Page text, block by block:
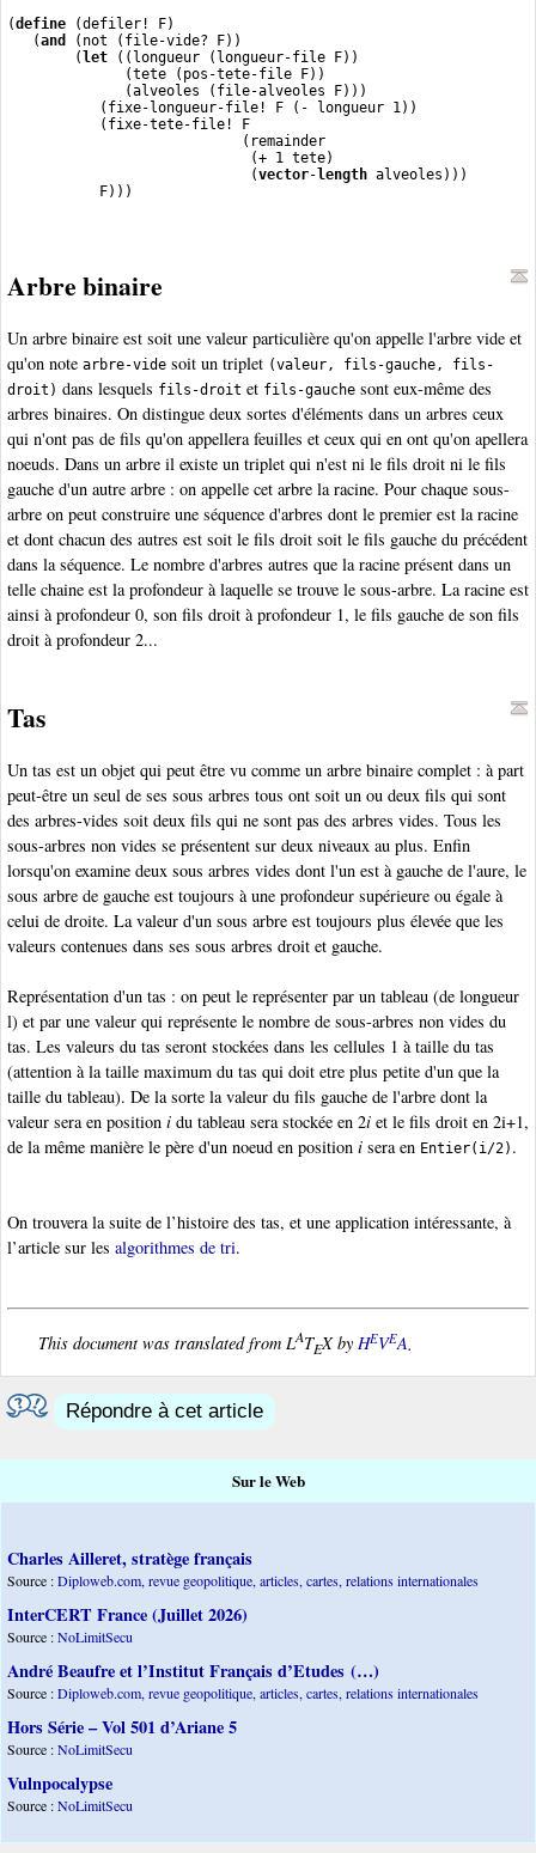
(define (defiler! F)
   (
and
(not (file-vide? F))
        (
let ((longueur (longueur-file F))
              (tete (pos-tete-file F))
              (alveoles (file-alveoles F)))
           (fixe-longueur-file! F (- longueur 1))
           (fixe-tete-file! F
                            (remainder
                             (+ 1 tete)
                             (
vector-length alveoles)))
           F)))
Arbre binaire
Un arbre binaire est soit une valeur particulière qu'on appelle l'arbre vide et
qu'on note arbre-vide soit un triplet (valeur, fils-gauche, fils-
droit) dans lesquels fils-droit et fils-gauche sont eux-même des
arbres binaires. On distingue deux sortes d'éléments dans un arbres ceux
qui n'ont pas de fils qu'on appellera feuilles et ceux qui en ont qu'on apellera
noeuds. Dans un arbre il existe un triplet qui n'est ni le fils droit ni le fils
gauche d'un autre arbre : on appelle cet arbre la racine. Pour chaque sous-
arbre on peut construire une séquence d'arbres dont le premier est la racine
et dont chacun des autres est soit le fils droit soit le fils gauche du précédent
dans la séquence. Le nombre d'arbres autres que la racine présent dans un
telle chaine est la profondeur à laquelle se trouve le sous-arbre. La racine est
ainsi à profondeur 0, son fils droit à profondeur 1, le fils gauche de son fils
droit à profondeur 2...
Tas
Un tas est un objet qui peut être vu comme un arbre binaire complet : à part
peut-être un seul de ses sous arbres tous ont soit un ou deux fils qui sont
des arbres-vides soit deux fils qui ne sont pas des arbres vides. Tous les
sous-arbres non vides se présentent sur deux niveaux au plus. Enfin
lorsqu'on examine deux sous arbres vides dont l'un est à gauche de l'aure, le
sous arbre de gauche est toujours à une profondeur supérieure ou égale à
celui de droite. La valeur d'un sous arbre est toujours plus élevée que les
valeurs contenues dans ses sous arbres droit et gauche.
Représentation d'un tas : on peut le représenter par un tableau (de longueur
l) et par une valeur qui représente le nombre de sous-arbres non vides du
tas. Les valeurs du tas seront stockées dans les cellules 1 à taille du tas
(attention à la taille maximum du tas qui doit etre plus petite d'un que la
taille du tableau). De la sorte la valeur du fils gauche de l'arbre dont la
valeur sera en position i du tableau sera stockée en 2i et le fils droit en 2i+1,
de la même manière le père d'un noeud en position i sera en Entier(i/2) .
On trouvera la suite de l’histoire des tas, et une application intéressante, à
l’article sur les algorithmes de tri.
This document was translated from LATEX by HEVEA.
Répondre à cet article
Sur le Web
Charles Ailleret, stratège français
Source :Diploweb.com, revue geopolitique, articles, cartes, relations internationales
InterCERT France (Juillet 2026)
Source :NoLimitSecu
André Beaufre et l’Institut Français d’Etudes (…)
Source :Diploweb.com, revue geopolitique, articles, cartes, relations internationales
Hors Série – Vol 501 d’Ariane 5
Source :NoLimitSecu
Vulnpocalypse
Source :NoLimitSecu